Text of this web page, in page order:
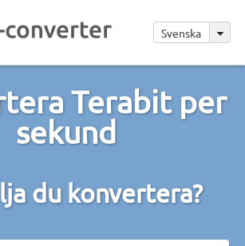
Svenska
Terabit per
sekund
du konvertera?